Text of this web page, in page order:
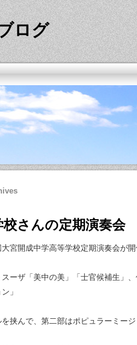
ログ
さんの定期演奏会
宮開成中学高等学校定期演奏会が
ーザ「美中の美」「士官候補生」
」
挟んで、第二部はポピュラーミー